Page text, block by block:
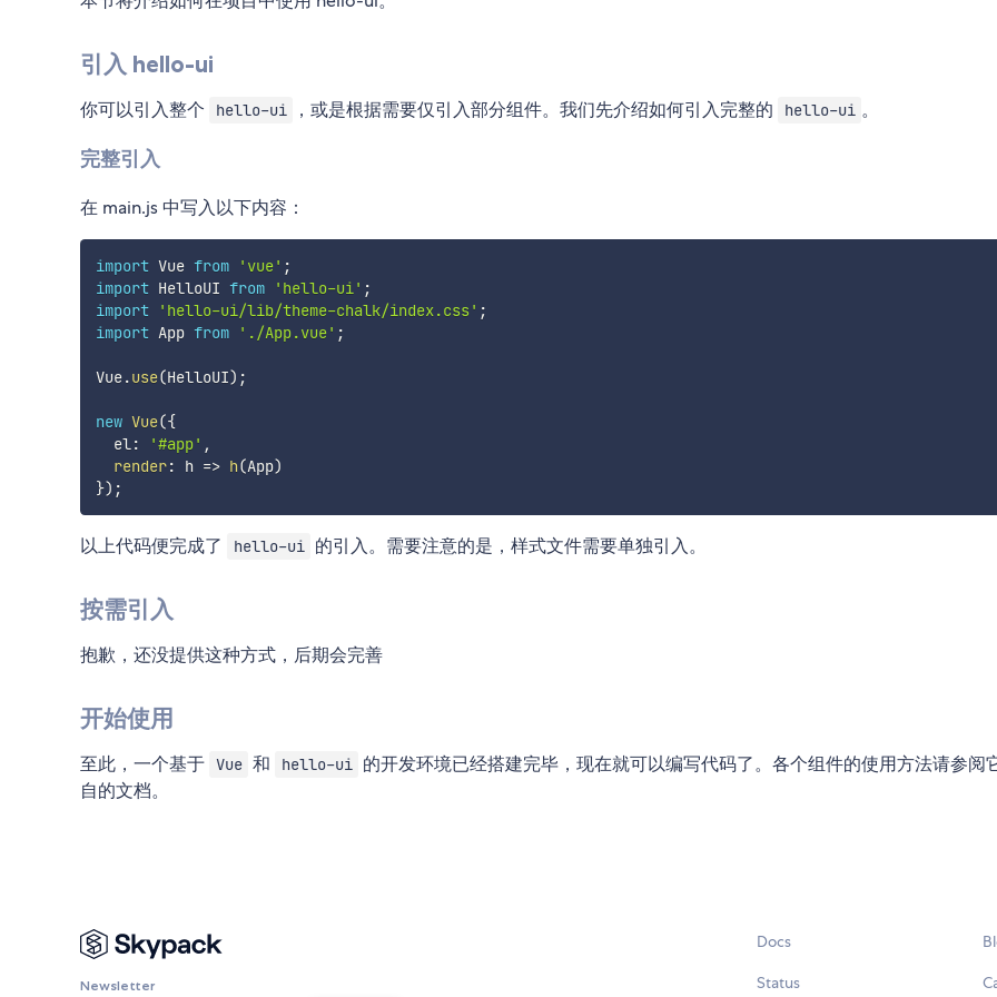
引入 hello-ui
你可以引入整个 hello-ui ，或是根据需要仅引入部分组件。我们先介绍如何引入完整的 hello-ui 。
完整引入
在 main.js 中写入以下内容：
import Vue from 'vue' ;
import HelloUI from 'hello-ui' ;
import
'hello-ui/lib/theme-chalk/index.css' ;
import App from './App.vue' ;
Vue.use(HelloUI) ;
new Vue({
  el
: '#app' ,
render: h => h(App)
}) ;
以上代码便完成了 hello-ui 的引入。需要注意的是，样式文件需要单独引入。
按需引入
抱歉，还没提供这种方式，后期会完善
开始使用
至此，一个基于 Vue 和 hello-ui 的开发环境已经搭建完毕，现在就可以编写代码了。各个组件的使用方法请参阅
自的文档。
Newsletter
Docs
Status